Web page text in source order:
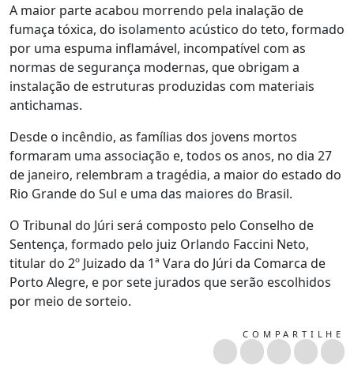
A maior parte acabou morrendo pela inalação de
fumaça tóxica, do isolamento acústico do teto, formado
por uma espuma inflamável, incompatível com as
normas de segurança modernas, que obrigam a
instalação de estruturas produzidas com materiais
antichamas.
Desde o incêndio, as famílias dos jovens mortos
formaram uma associação e, todos os anos, no dia 27
de janeiro, relembram a tragédia, a maior do estado do
Rio Grande do Sul e uma das maiores do Brasil.
O Tribunal do Júri será composto pelo Conselho de
Sentença, formado pelo juiz Orlando Faccini Neto,
titular do 2º Juizado da 1ª Vara do Júri da Comarca de
Porto Alegre, e por sete jurados que serão escolhidos
por meio de sorteio.
COMPARTILHE